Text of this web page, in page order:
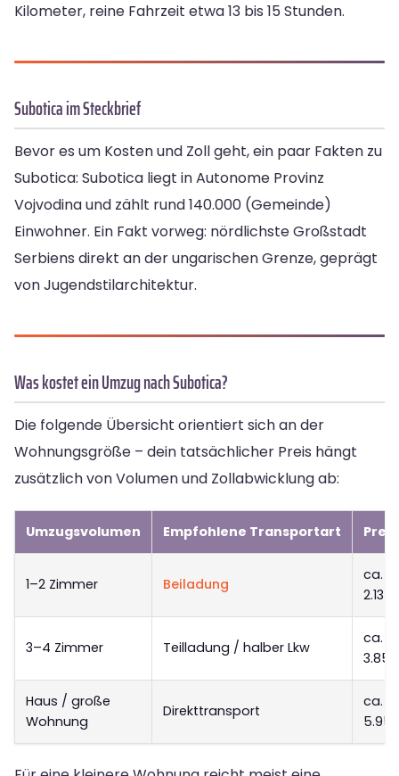
Kilometer, reine Fahrzeit etwa 13 bis 15 Stunden.
Subotica im Steckbrief
Bevor es um Kosten und Zoll geht, ein paar Fakten zu
Subotica: Subotica liegt in Autonome Provinz
Vojvodina und zählt rund 140.000 (Gemeinde)
Einwohner. Ein Fakt vorweg: nördlichste Großstadt
Serbiens direkt an der ungarischen Grenze, geprägt
von Jugendstilarchitektur.
Was kostet ein Umzug nach Subotica?
Die folgende Übersicht orientiert sich an der
Wohnungsgröße – dein tatsächlicher Preis hängt
zusätzlich von Volumen und Zollabwicklung ab:
Umzugsvolumen Empfohlene Transportart
1–2 Zimmer Beiladung
ca.
3–4 Zimmer Teilladung / halber Lkw
ca.
Haus / große
Wohnung
Direkttransport
ca.